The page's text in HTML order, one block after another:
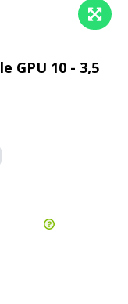
GPU 10 - 3,5